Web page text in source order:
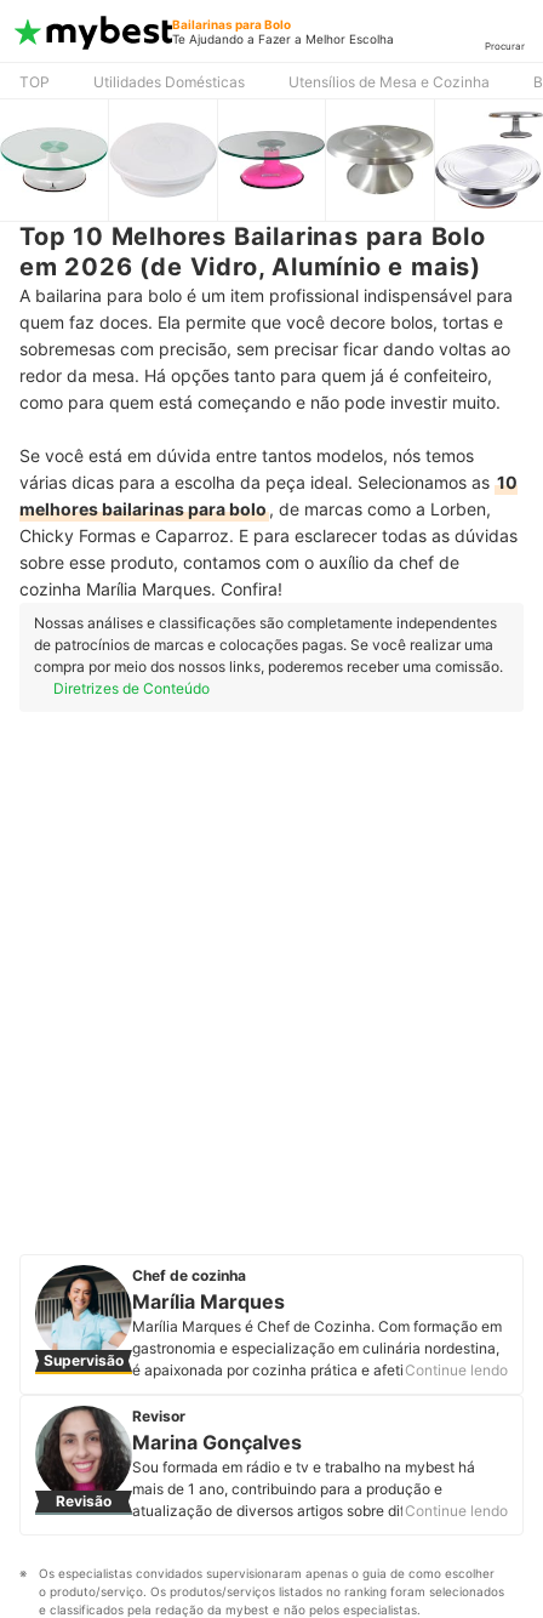
Bailarinas para Bolo
Te Ajudando a Fazer a Melhor Escolha
Procurar
TOP Utilidades Domésticas Utensílios de Mesa e Cozinha
Top 10 Melhores Bailarinas para Bolo
em 2026 (de Vidro, Alumínio e mais)
A bailarina para bolo é um item profissional indispensável para
quem faz doces. Ela permite que você decore bolos, tortas e
sobremesas com precisão, sem precisar ficar dando voltas ao
redor da mesa. Há opções tanto para quem já é confeiteiro,
como para quem está começando e não pode investir muito.
Se você está em dúvida entre tantos modelos, nós temos
várias dicas para a escolha da peça ideal. Selecionamos as 10
melhores bailarinas para bolo, de marcas como a Lorben,
Chicky Formas e Caparroz. E para esclarecer todas as dúvidas
sobre esse produto, contamos com o auxílio da chef de
cozinha Marília Marques. Confira!
Nossas análises e classificações são completamente independentes
de patrocínios de marcas e colocações pagas. Se você realizar uma
compra por meio dos nossos links, poderemos receber uma comissão.
Diretrizes de Conteúdo
Supervisão
Chef de cozinha
Marília Marques
Marília Marques é Chef de Cozinha. Com formação em
gastronomia e especialização em culinária nordestina,
é apaixonada por cozinha prática e afetiva. Também
suas descobertas, fruto de pesquisa incansável de
itens de cozinha, insumos e eletrodomésticos que
tornem a vida das pessoas o mais prática possível.
Acompanhe Marília no Instagram.
Perfil de Marília Marques
Continue lendo
Revisão
Revisor
Marina Gonçalves
Sou formada em rádio e tv e trabalho na mybest há
mais de 1 ano, contribuindo para a produção e
atualização de diversos artigos sobre diferentes temas.
mais me motiva.
Perfil de Marina Gonçalves
Continue lendo
Os especialistas convidados supervisionaram apenas o guia de como escolher
o produto/serviço. Os produtos/serviços listados no ranking foram selecionados
e classificados pela redação da mybest e não pelos especialistas.